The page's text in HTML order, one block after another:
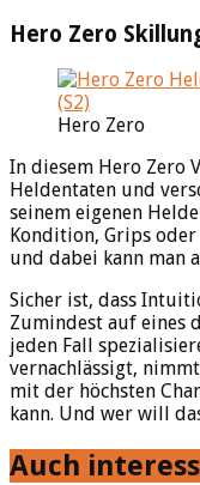
Hero Zero
Hero Zero
In diesem Hero Zero
Heldentaten und
seinem eigenen
Kondition, Grips
und dabei kann man
Sicher ist, dass
Zumindest auf eines
jeden Fall
vernachlässigt,
mit der höchsten
kann. Und wer will
Auch